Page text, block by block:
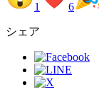
1 6
シェア